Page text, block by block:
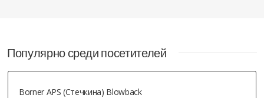
Популярно среди посетителей
Borner APS (Стечкина) Blowback